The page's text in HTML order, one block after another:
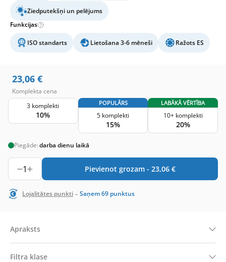
Ziedputekšņi un pelējums
Funkcijas
ISO standarts Lietošana 3-6 mēneši Ražots ES
23,06 €
Komplekta cena
3 komplekti
10%
POPULĀRS
5 komplekti
15%
LABĀKĀ VĒRTĪBA
10+ komplekti
20%
Piegāde:darba dienu laikā
1 Pievienot grozam - 23,06 €
Lojalitātes punkti - Saņem69 punktus
Apraksts
Filtra klase